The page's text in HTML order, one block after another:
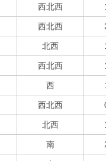
西北西
西北西
北西
西北西
西
西北西
北西
南